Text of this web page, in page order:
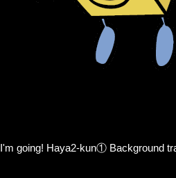
I'm going! Haya2-kun① Background